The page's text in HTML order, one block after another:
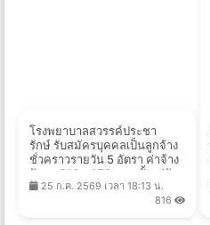
โรงพยาบาลสวรรค์ประชา
รักษ์ รับสมัครบุคคลเป็นลูกจ้าง
ชั่วคราวรายวัน 5 อัตรา ค่าจ้าง
วันละ 316 - 652 บาท ตั้งแต่วัน
ที่ 3 - 7 ส.ค. 2569
25 ก.ค. 2569 เวลา 18:13 น.
816